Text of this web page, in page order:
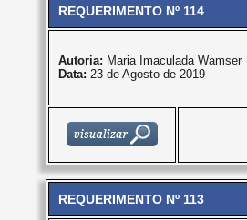
REQUERIMENTO Nº 114
Autoria: Maria Imaculada Wamser
Data: 23 de Agosto de 2019
REQUERIMENTO Nº 113